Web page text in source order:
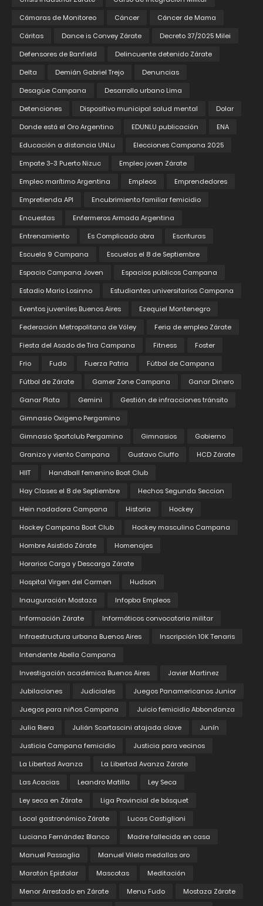
Cámaras de Monitoreo
Cáncer
Cáncer de Mama
Cáritas
Dance is Convey Zárate
Decreto 37/2025 Milei
Defensores de Banfield
Delincuente detenido Zárate
Delta
Demián Gabriel Trejo
Denuncias
Desagüe Campana
Desarrollo urbano Lima
Detenciones
Dispositivo municipal salud mental
Dolar
Donde está el Oro Argentino
EDUNLU publicación
ENA
Educación a distancia UNLu
Elecciones Campana 2025
Empate 3-3 Puerto Nizuc
Empleo joven Zárate
Empleo marítimo Argentina
Empleos
Emprendedores
Empretienda API
Encubrimiento familiar femicidio
Encuestas
Enfermeros Armada Argentina
Entrenamiento
Es Complicado obra
Escrituras
Escuela 9 Campana
Escuelas el 8 de Septiembre
Espacio Campana Joven
Espacios públicos Campana
Estadio Mario Losinno
Estudiantes universitarios Campana
Eventos juveniles Buenos Aires
Ezequiel Montenegro
Federación Metropolitana de Vóley
Feria de empleo Zárate
Fiesta del Asado de Tira Campana
Fitness
Foster
Frio
Fudo Fuerza Patria
Fútbol de Campana
Fútbol de Zárate
Gamer Zone Campana
Ganar Dinero
Ganar Plata
Gemini
Gestión de infracciones tránsito
Gimnasio Oxigeno Pergamino
Gimnasio Sportclub Pergamino
Gimnasios
Gobierno
Granizo y viento Campana
Gustavo Ciuffo
HCD Zárate
HIIT
Handball femenino Boat Club
Hay Clases el 8 de Septiembre
Hechos Segunda Seccion
Hein nadadora Campana
Historia
Hockey
Hockey Campana Boat Club
Hockey masculino Campana
Hombre Asistido Zárate
Homenajes
Horarios Carga y Descarga Zárate
Hospital Virgen del Carmen
Hudson
Inauguración Mostaza
Infopba Empleos
Información Zárate
Informáticos convocatoria militar
Infraestructura urbana Buenos Aires
Inscripción 10K Tenaris
Intendente Abella Campana
Investigación académica Buenos Aires
Javier Martinez
Jubilaciones
Judiciales
Juegos Panamericanos Junior
Juegos para niños Campana
Juicio femicidio Abbondanza
Julia Riera
Julián Scartascini atajada clave
Junín
Justicia Campana femicidio
Justicia para vecinos
La Libertad Avanza
La Libertad Avanza Zárate
Las Acacias
Leandro Matilla
Ley Seca
Ley seca en Zárate
Liga Provincial de básquet
Local gastronómico Zárate
Lucas Castiglioni
Luciana Fernández Blanco
Madre fallecida en casa
Manuel Passaglia
Manuel Vilela medallas oro
Maratón Epistolar
Mascotas
Meditación
Menor Arrestado en Zárate
Menu Fudo
Mostaza Zárate